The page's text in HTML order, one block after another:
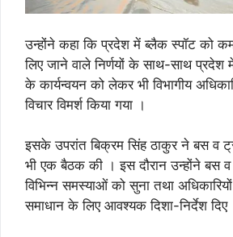
उन्होंने कहा कि प्रदेश में ब्लैक स्पॉट को
लिए जाने वाले निर्णयों के साथ-साथ प्रदेश
के कार्यन्वयन को लेकर भी विभागीय
विचार विमर्श किया गया ।
इसके उपरांत बिक्रम सिंह ठाकुर ने बस व
भी एक बैठक की । इस दौरान उन्होंने बस
विभिन्न समस्याओं को सुना तथा
समाधान के लिए आवश्यक दिशा-निर्देश दिए